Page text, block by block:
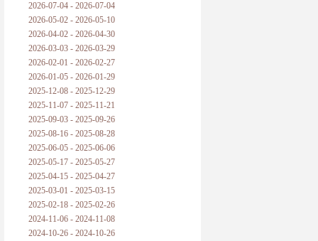
2026-07-04 - 2026-07-04
2026-05-02 - 2026-05-10
2026-04-02 - 2026-04-30
2026-03-03 - 2026-03-29
2026-02-01 - 2026-02-27
2026-01-05 - 2026-01-29
2025-12-08 - 2025-12-29
2025-11-07 - 2025-11-21
2025-09-03 - 2025-09-26
2025-08-16 - 2025-08-28
2025-06-05 - 2025-06-06
2025-05-17 - 2025-05-27
2025-04-15 - 2025-04-27
2025-03-01 - 2025-03-15
2025-02-18 - 2025-02-26
2024-11-06 - 2024-11-08
2024-10-26 - 2024-10-26